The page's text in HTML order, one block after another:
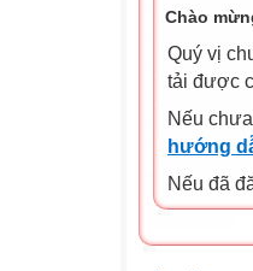
Chào
Quý vị
tải được
Nếu
hướng
Nếu đã